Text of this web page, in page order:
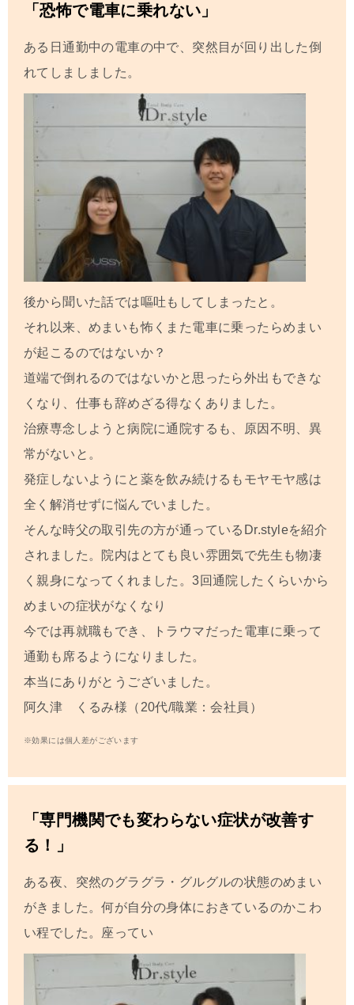
「恐怖で電車に乗れない」
ある日通勤中の電車の中で、突然目が回り出した倒
れてしましました。
後から聞いた話では嘔吐もしてしまったと。
それ以来、めまいも怖くまた電車に乗ったらめまい
が起こるのではないか？
道端で倒れるのではないかと思ったら外出もできな
くなり、仕事も辞めざる得なくありました。
治療専念しようと病院に通院するも、原因不明、異
常がないと。
発症しないようにと薬を飲み続けるもモヤモヤ感は
全く解消せずに悩んでいました。
そんな時父の取引先の方が通っているDr.styleを紹介
されました。院内はとても良い雰囲気で先生も物凄
く親身になってくれました。3回通院したくらいから
めまいの症状がなくなり
今では再就職もでき、トラウマだった電車に乗って
通勤も席るようになりました。
本当にありがとうございました。
阿久津 くるみ様（20代/職業：会社員）
※効果には個人差がございます
「専門機関でも変わらない症状が改善す
る！」
ある夜、突然のグラグラ・グルグルの状態のめまい
がきました。何が自分の身体におきているのかこわ
い程でした。座ってい